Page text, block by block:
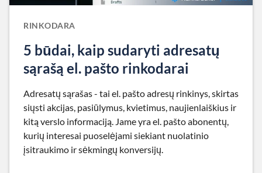
RINKODARA
5 būdai, kaip sudaryti adresatų
sąrašą el. pašto rinkodarai
Adresatų sąrašas - tai el. pašto adresų rinkinys, skirtas
siųsti akcijas, pasiūlymus, kvietimus, naujienlaiškius ir
kitą verslo informaciją. Jame yra el. pašto abonentų,
kurių interesai puoselėjami siekiant nuolatinio
įsitraukimo ir sėkmingų konversijų.